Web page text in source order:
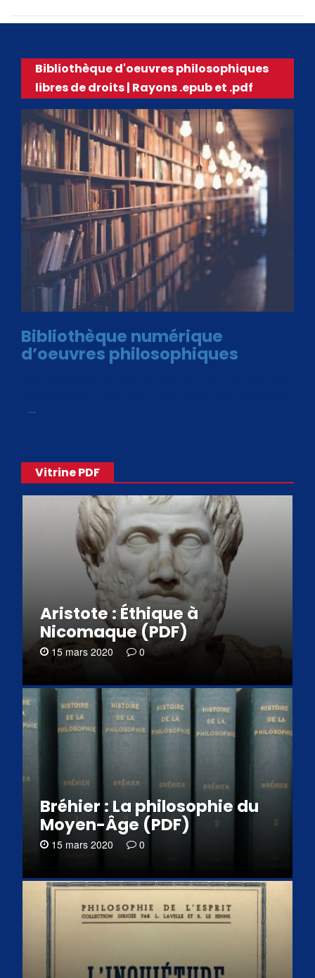
Bibliothèque d'oeuvres philosophiques
libres de droits | Rayons .epub et .pdf
Bibliothèque numérique
d’oeuvres philosophiques
…
Vitrine PDF
Aristote : Éthique à
Nicomaque (PDF)
15 mars 2020 0
Bréhier : La philosophie du
Moyen-Âge (PDF)
15 mars 2020 0